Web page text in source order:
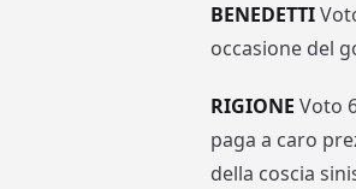
BENEDETTI
occasione del
RIGIONE Voto
paga a caro
della coscia